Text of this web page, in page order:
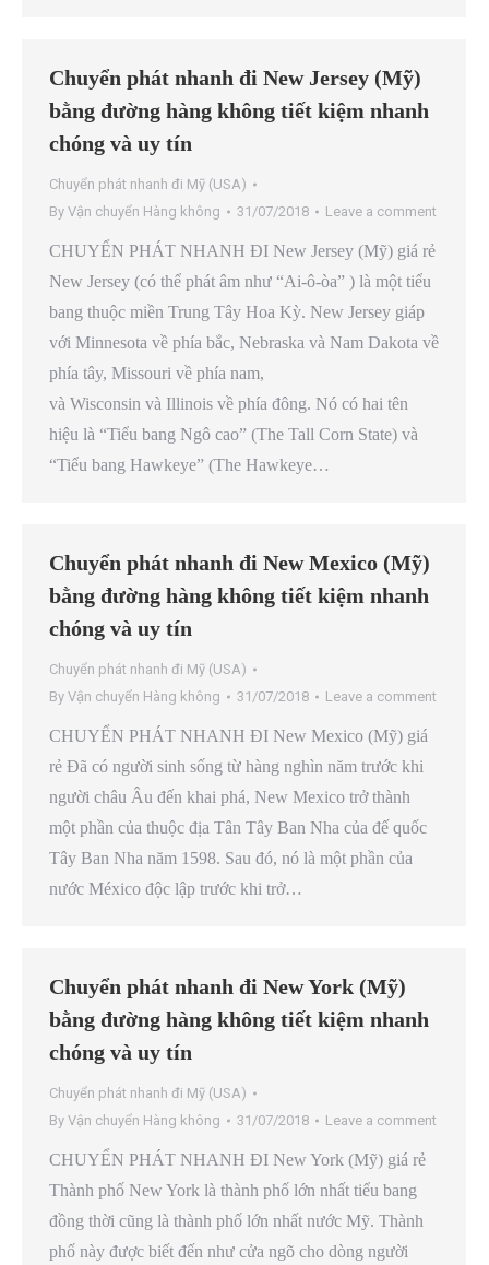
Chuyển phát nhanh đi New Jersey (Mỹ)
bằng đường hàng không tiết kiệm nhanh
chóng và uy tín
Chuyển phát nhanh đi Mỹ (USA)
By Vận chuyển Hàng không 31/07/2018 Leave a comment
CHUYỂN PHÁT NHANH ĐI New Jersey (Mỹ) giá rẻ
New Jersey (có thể phát âm như “Ai-ô-òa” ) là một tiểu
bang thuộc miền Trung Tây Hoa Kỳ. New Jersey giáp
với Minnesota về phía bắc, Nebraska và Nam Dakota về
phía tây, Missouri về phía nam,
và Wisconsin và Illinois về phía đông. Nó có hai tên
hiệu là “Tiểu bang Ngô cao” (The Tall Corn State) và
“Tiểu bang Hawkeye” (The Hawkeye…
Chuyển phát nhanh đi New Mexico (Mỹ)
bằng đường hàng không tiết kiệm nhanh
chóng và uy tín
Chuyển phát nhanh đi Mỹ (USA)
By Vận chuyển Hàng không 31/07/2018 Leave a comment
CHUYỂN PHÁT NHANH ĐI New Mexico (Mỹ) giá
rẻ Đã có người sinh sống từ hàng nghìn năm trước khi
người châu Âu đến khai phá, New Mexico trở thành
một phần của thuộc địa Tân Tây Ban Nha của đế quốc
Tây Ban Nha năm 1598. Sau đó, nó là một phần của
nước México độc lập trước khi trở…
Chuyển phát nhanh đi New York (Mỹ)
bằng đường hàng không tiết kiệm nhanh
chóng và uy tín
Chuyển phát nhanh đi Mỹ (USA)
By Vận chuyển Hàng không 31/07/2018 Leave a comment
CHUYỂN PHÁT NHANH ĐI New York (Mỹ) giá rẻ
Thành phố New York là thành phố lớn nhất tiểu bang
đồng thời cũng là thành phố lớn nhất nước Mỹ. Thành
phố này được biết đến như cửa ngõ cho dòng người